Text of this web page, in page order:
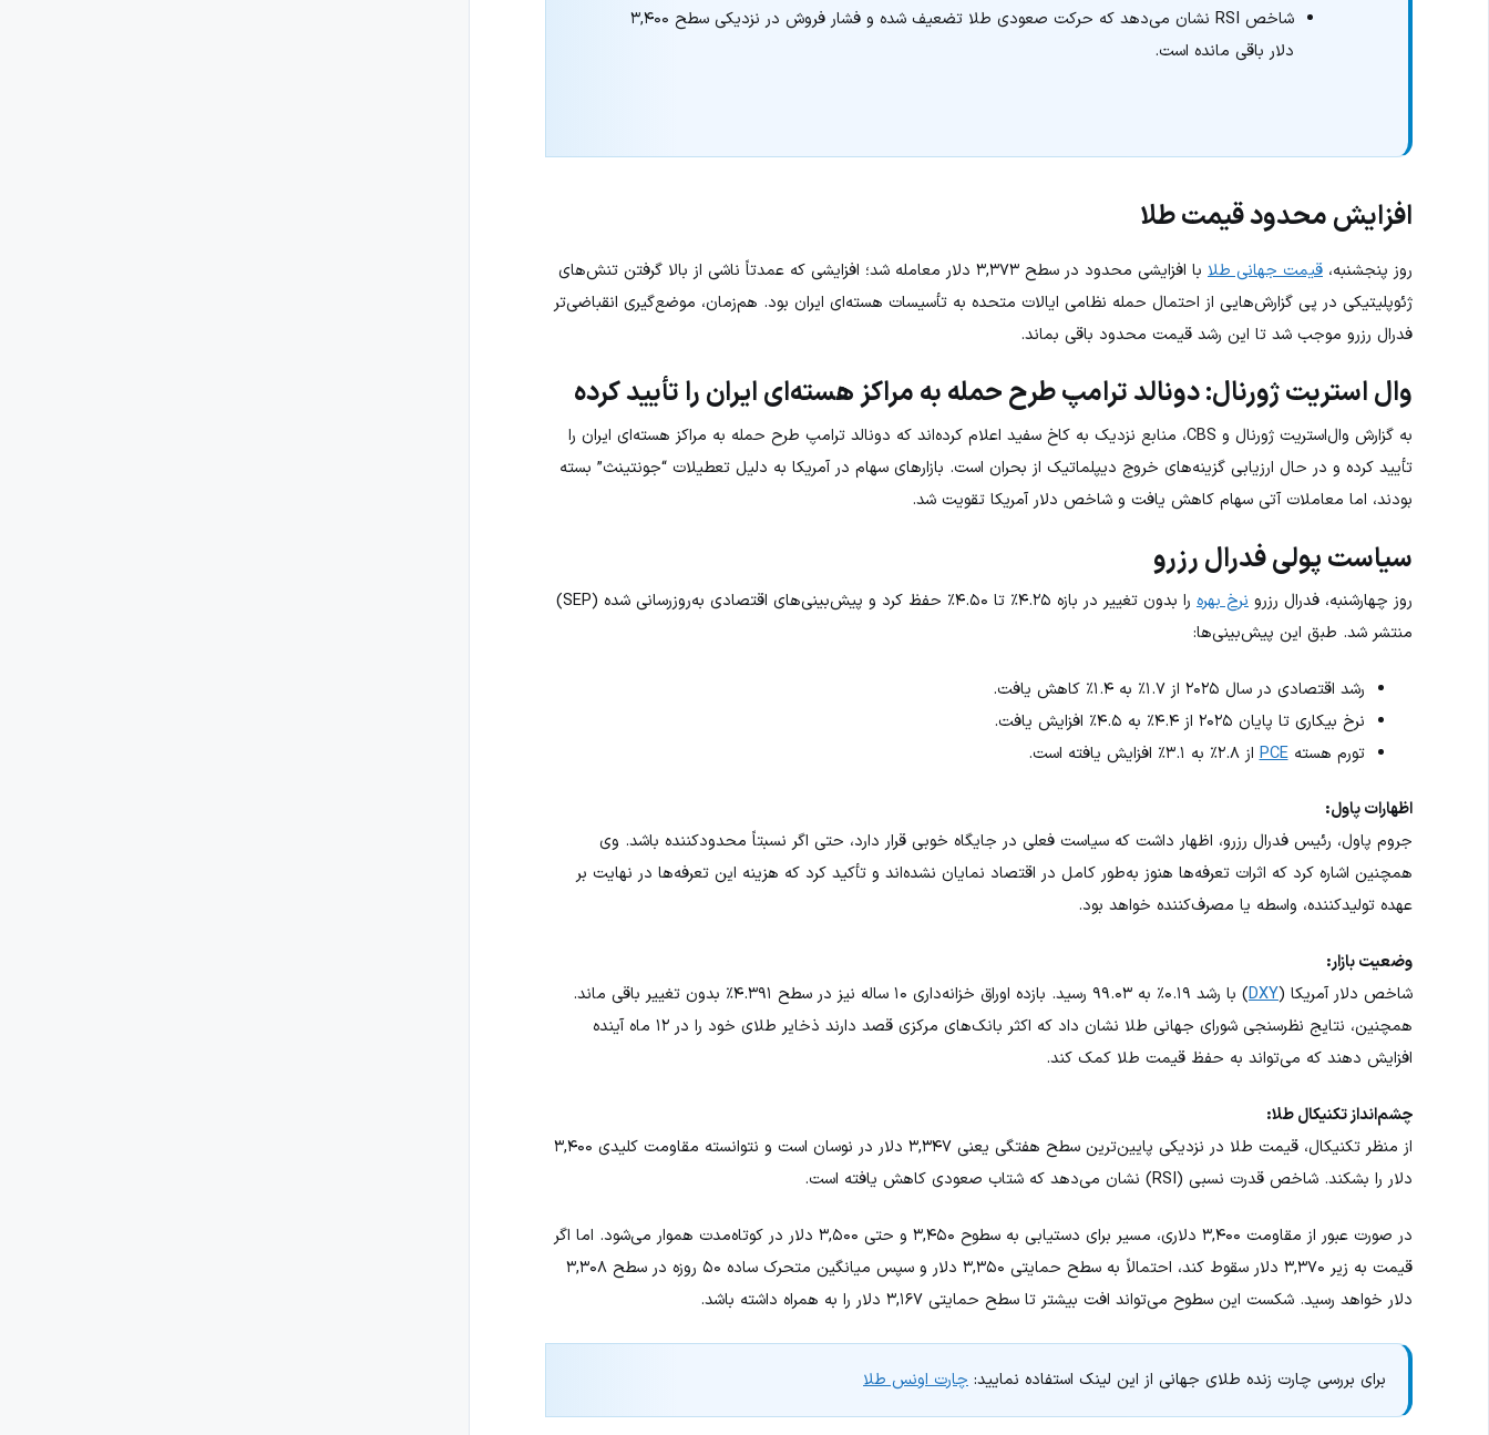
شاخص RSI نشان می‌دهد که حرکت صعودی طلا تضعیف شده و فشار فروش در نزدیکی سطح ۳,۴۰۰
دلار باقی مانده است.
افزایش محدود قیمت طلا
روز پنجشنبه، قیمت جهانی طلا
با افزایشی محدود در سطح ۳,۳۷۳ دلار معامله شد؛ افزایشی که عمدتاً ناشی از بالا گرفتن تنش‌های
ژئوپلیتیکی در پی گزارش‌هایی از احتمال حمله نظامی ایالات متحده به تأسیسات هسته‌ای ایران بود. هم‌زمان، موضع‌گیری انقباضی‌تر
فدرال رزرو موجب شد تا این رشد قیمت محدود باقی بماند.
وال استریت ژورنال: دونالد ترامپ طرح حمله به مراکز هسته‌ای ایران را تأیید کرده
به گزارش وال‌استریت ژورنال و CBS، منابع نزدیک به کاخ سفید اعلام کرده‌اند که دونالد ترامپ طرح حمله به مراکز هسته‌ای ایران را
تأیید کرده و در حال ارزیابی گزینه‌های خروج دیپلماتیک از بحران است. بازارهای سهام در آمریکا به دلیل تعطیلات “جونتینث” بسته
بودند، اما معاملات آتی سهام کاهش یافت و شاخص دلار آمریکا تقویت شد.
سیاست پولی فدرال رزرو
روز چهارشنبه، فدرال رزرو نرخ بهره
را بدون تغییر در بازه ۴.۲۵٪ تا ۴.۵۰٪ حفظ کرد و پیش‌بینی‌های اقتصادی به‌روزرسانی شده (SEP)
منتشر شد. طبق این پیش‌بینی‌ها:
رشد اقتصادی در سال ۲۰۲۵ از ۱.۷٪ به ۱.۴٪ کاهش یافت.
نرخ بیکاری تا پایان ۲۰۲۵ از ۴.۴٪ به ۴.۵٪ افزایش یافت.
تورم هستهPCEاز ۲.۸٪ به ۳.۱٪ افزایش یافته است.
اظهارات پاول:
جروم پاول، رئیس فدرال رزرو، اظهار داشت که سیاست فعلی در جایگاه خوبی قرار دارد، حتی اگر نسبتاً محدودکننده باشد. وی
همچنین اشاره کرد که اثرات تعرفه‌ها هنوز به‌طور کامل در اقتصاد نمایان نشده‌اند و تأکید کرد که هزینه این تعرفه‌ها در نهایت بر
عهده تولیدکننده، واسطه یا مصرف‌کننده خواهد بود.
وضعیت بازار:
شاخص دلار آمریکا (DXY
) با رشد ۰.۱۹٪ به ۹۹.۰۳ رسید. بازده اوراق خزانه‌داری ۱۰ ساله نیز در سطح ۴.۳۹۱٪ بدون تغییر باقی ماند.
همچنین، نتایج نظرسنجی شورای جهانی طلا نشان داد که اکثر بانک‌های مرکزی قصد دارند ذخایر طلای خود را در ۱۲ ماه آینده
افزایش دهند که می‌تواند به حفظ قیمت طلا کمک کند.
چشم‌انداز تکنیکال طلا:
از منظر تکنیکال، قیمت طلا در نزدیکی پایین‌ترین سطح هفتگی یعنی ۳,۳۴۷ دلار در نوسان است و نتوانسته مقاومت کلیدی ۳,۴۰۰
دلار را بشکند. شاخص قدرت نسبی (RSI) نشان می‌دهد که شتاب صعودی کاهش یافته است.
در صورت عبور از مقاومت ۳,۴۰۰ دلاری، مسیر برای دستیابی به سطوح ۳,۴۵۰ و حتی ۳,۵۰۰ دلار در کوتاه‌مدت هموار می‌شود. اما اگر
قیمت به زیر ۳,۳۷۰ دلار سقوط کند، احتمالاً به سطح حمایتی ۳,۳۵۰ دلار و سپس میانگین متحرک ساده ۵۰ روزه در سطح ۳,۳۰۸
دلار خواهد رسید. شکست این سطوح می‌تواند افت بیشتر تا سطح حمایتی ۳,۱۶۷ دلار را به همراه داشته باشد.
برای بررسی چارت زنده طلای جهانی از این لینک استفاده نمایید: چارت اونس طلا